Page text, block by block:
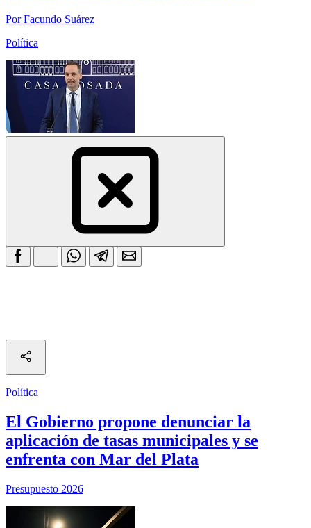
Por Facundo Suárez
Política
Política
El Gobierno propone denunciar la
aplicación de tasas municipales y se
enfrenta con Mar del Plata
Presupuesto 2026